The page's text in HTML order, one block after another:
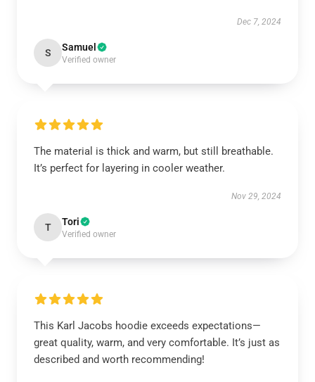
Dec 7, 2024
S Samuel
Verified owner
The material is thick and warm, but still breathable.
It’s perfect for layering in cooler weather.
Nov 29, 2024
T Tori
Verified owner
This Karl Jacobs hoodie exceeds expectations—
great quality, warm, and very comfortable. It’s just as
described and worth recommending!